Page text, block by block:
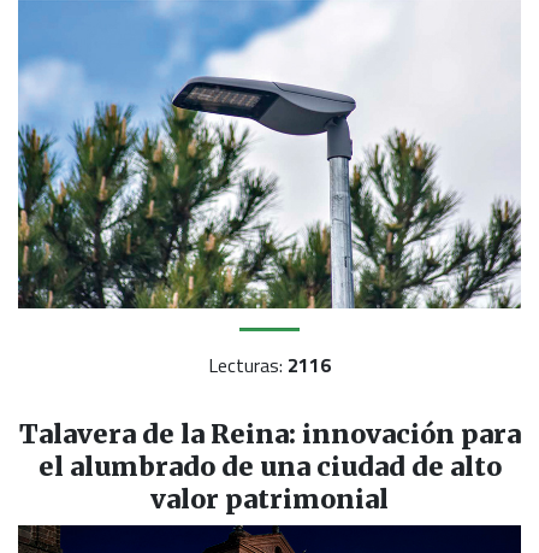
Lecturas: 2116
Talavera de la Reina: innovación para
el alumbrado de una ciudad de alto
valor patrimonial